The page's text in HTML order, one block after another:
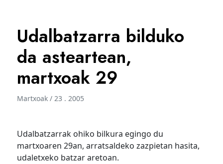
Udalbatzarra bilduko
da asteartean,
martxoak 29
Martxoak / 23 . 2005
Udalbatzarrak ohiko bilkura egingo du
martxoaren 29an, arratsaldeko zazpietan hasita,
udaletxeko batzar aretoan.